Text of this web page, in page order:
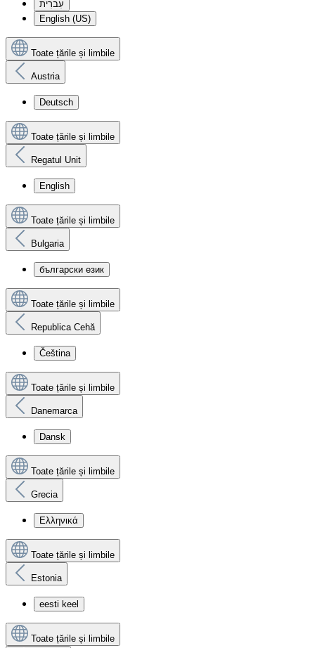
עִברִית
English (US)
Toate țările și limbile
Austria
Deutsch
Toate țările și limbile
Regatul Unit
English
Toate țările și limbile
Bulgaria
български език
Toate țările și limbile
Republica Cehă
Čeština
Toate țările și limbile
Danemarca
Dansk
Toate țările și limbile
Grecia
Ελληνικά
Toate țările și limbile
Estonia
eesti keel
Toate țările și limbile